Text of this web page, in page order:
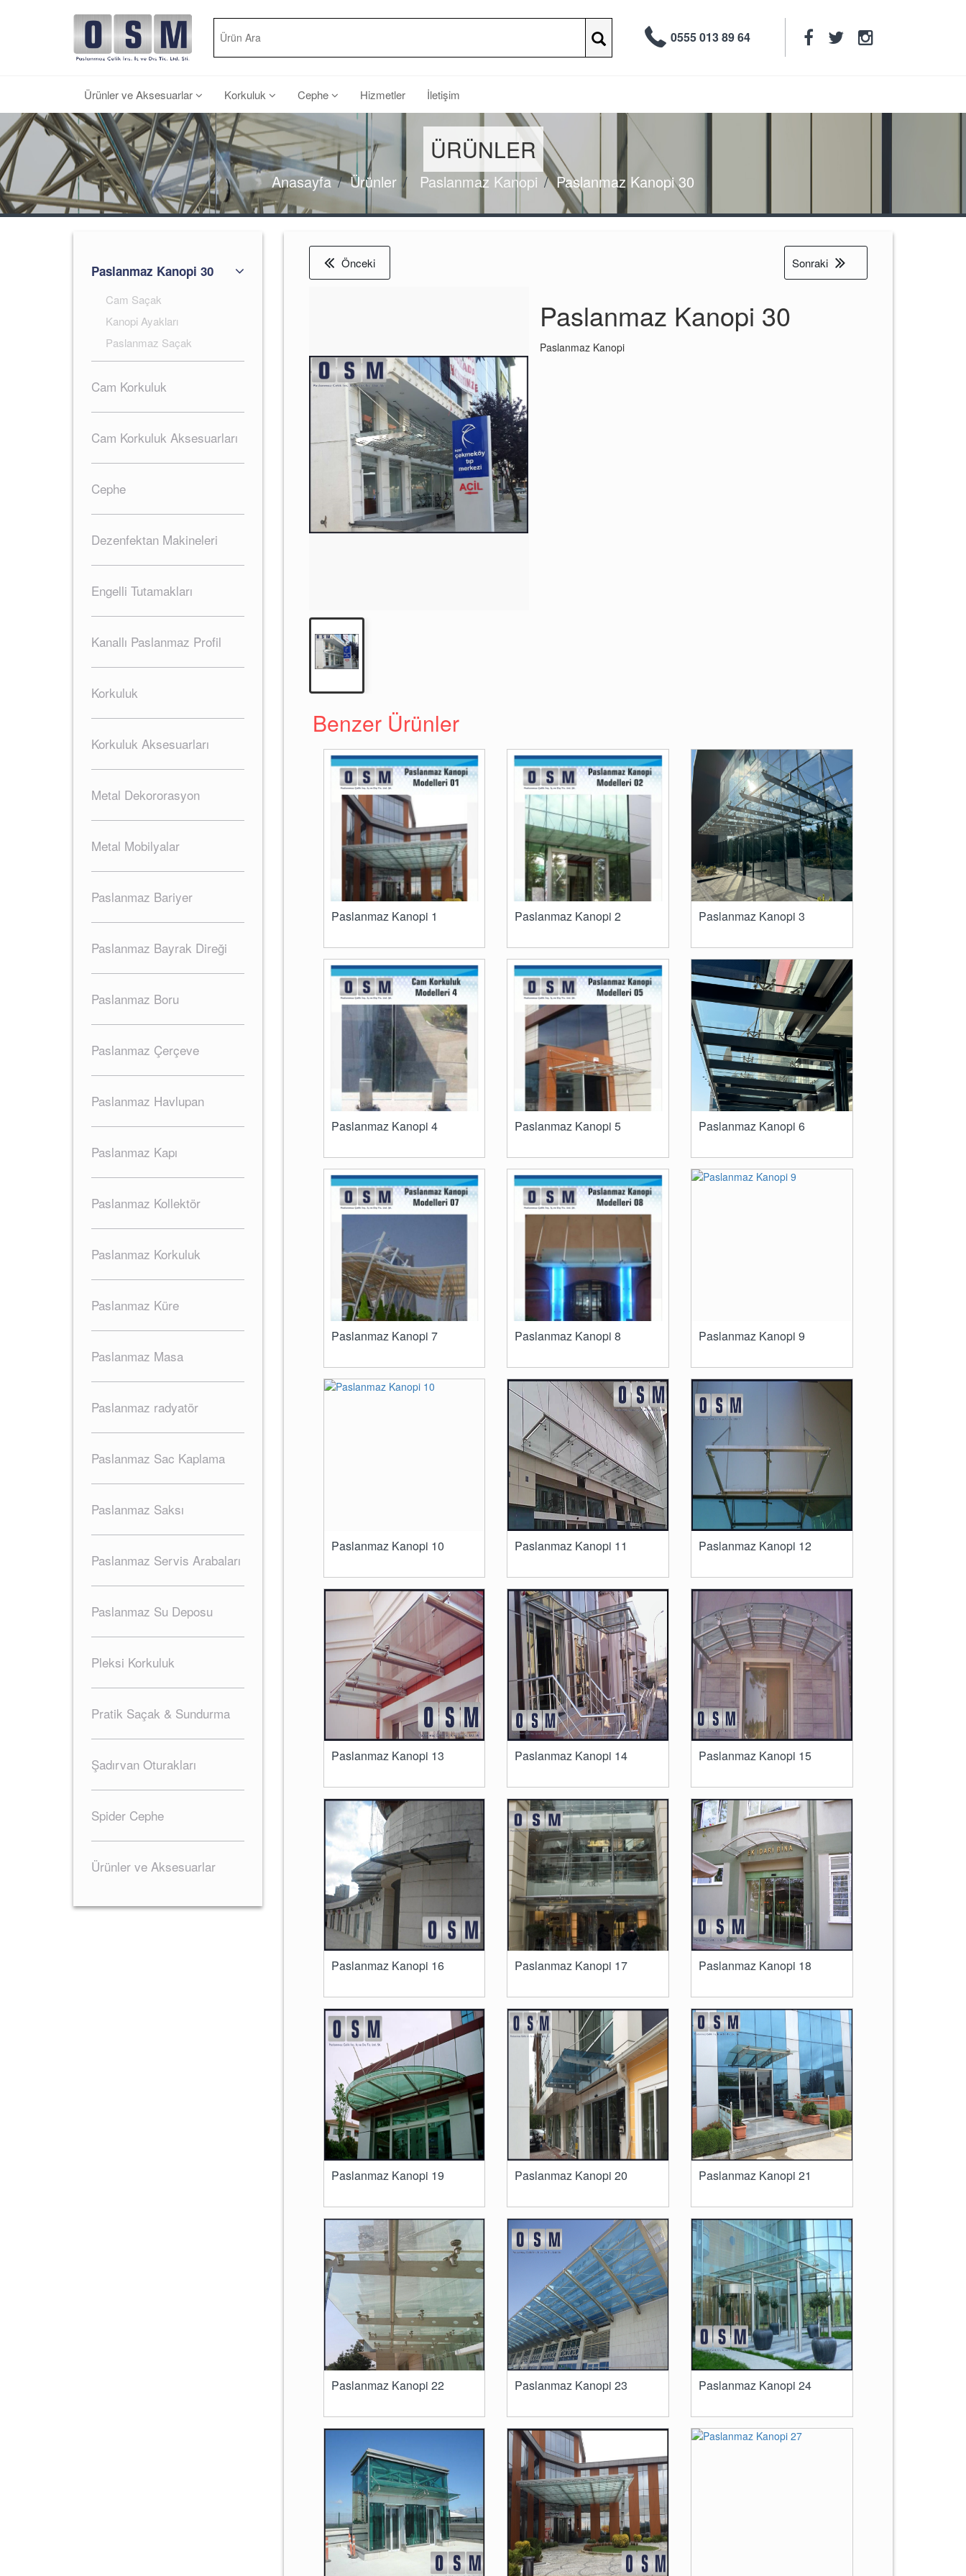
 0555 013 89 64
Ürünler ve Aksesuarlar Korkuluk Cephe Hizmetler İletişim
ÜRÜNLER
Anasayfa Ürünler Paslanmaz Kanopi Paslanmaz Kanopi 30
Paslanmaz Kanopi 30
Cam Saçak
Kanopi Ayakları
Paslanmaz Saçak
Cam Korkuluk
Cam Korkuluk Aksesuarları
Cephe
Dezenfektan Makineleri
Engelli Tutamakları
Kanallı Paslanmaz Profil
Korkuluk
Korkuluk Aksesuarları
Metal Dekororasyon
Metal Mobilyalar
Paslanmaz Bariyer
Paslanmaz Bayrak Direği
Paslanmaz Boru
Paslanmaz Çerçeve
Paslanmaz Havlupan
Paslanmaz Kapı
Paslanmaz Kollektör
Paslanmaz Korkuluk
Paslanmaz Küre
Paslanmaz Masa
Paslanmaz radyatör
Paslanmaz Sac Kaplama
Paslanmaz Saksı
Paslanmaz Servis Arabaları
Paslanmaz Su Deposu
Pleksi Korkuluk
Pratik Saçak & Sundurma
Şadırvan Oturakları
Spider Cephe
Ürünler ve Aksesuarlar
Önceki Sonraki
Paslanmaz Kanopi 30
Paslanmaz Kanopi
Benzer Ürünler
Paslanmaz Kanopi 1 Paslanmaz Kanopi 2 Paslanmaz Kanopi 3
Paslanmaz Kanopi 4 Paslanmaz Kanopi 5 Paslanmaz Kanopi 6
Paslanmaz Kanopi 7 Paslanmaz Kanopi 8 Paslanmaz Kanopi 9
Paslanmaz Kanopi 10 Paslanmaz Kanopi 11 Paslanmaz Kanopi 12
Paslanmaz Kanopi 13 Paslanmaz Kanopi 14 Paslanmaz Kanopi 15
Paslanmaz Kanopi 16 Paslanmaz Kanopi 17 Paslanmaz Kanopi 18
Paslanmaz Kanopi 19 Paslanmaz Kanopi 20 Paslanmaz Kanopi 21
Paslanmaz Kanopi 22 Paslanmaz Kanopi 23 Paslanmaz Kanopi 24